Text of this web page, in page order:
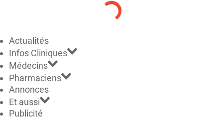
Actualités
Infos Cliniques
Médecins
Pharmaciens
Annonces
Et aussi
Publicité